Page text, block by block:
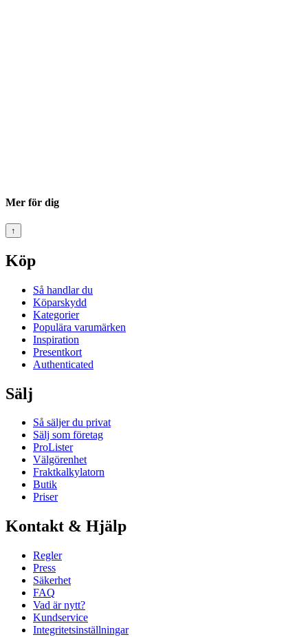
Mer för dig
↑
Köp
Så handlar du
Köparskydd
Kategorier
Populära varumärken
Inspiration
Presentkort
Authenticated
Sälj
Så säljer du privat
Sälj som företag
ProLister
Välgörenhet
Fraktkalkylatorn
Butik
Priser
Kontakt & Hjälp
Regler
Press
Säkerhet
FAQ
Vad är nytt?
Kundservice
Integritetsinställningar